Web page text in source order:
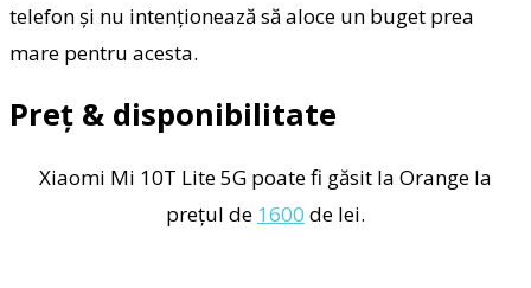
telefon și nu intenționează să aloce un buget prea
mare pentru acesta.
Preț & disponibilitate
Xiaomi Mi 10T Lite 5G poate fi găsit la Orange la
prețul de 1600 de lei.